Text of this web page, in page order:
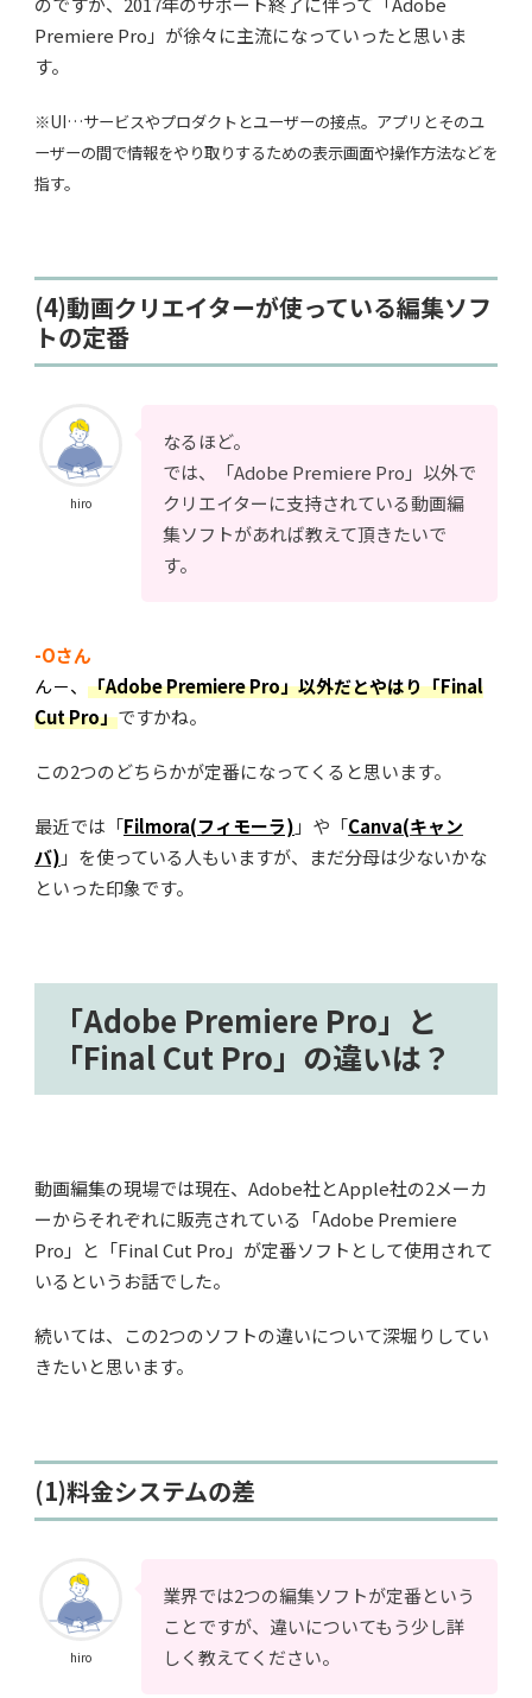
Premiere Pro」が徐々に主流になっていったと思いま
す。
※UI…サービスやプロダクトとユーザーの接点。アプリとそのユ
ーザーの間で情報をやり取りするための表示画面や操作方法などを
指す。
(4)動画クリエイターが使っている編集ソフ
トの定番
hiro
なるほど。
では、「Adobe Premiere Pro」以外で
クリエイターに支持されている動画編
集ソフトがあれば教えて頂きたいで
す。
-Oさん
ん－、 「Adobe Premiere Pro」以外だとやはり「Final
Cut Pro」ですかね。
この2つのどちらかが定番になってくると思います。
最近では「Filmora(フィモーラ) 」や「Canva(キャン
バ) 」を使っている人もいますが、まだ分母は少ないかな
といった印象です。
「Adobe Premiere Pro」と
「Final Cut Pro」の違いは？
動画編集の現場では現在、Adobe社とApple社の2メーカ
ーからそれぞれに販売されている「Adobe Premiere
Pro」と「Final Cut Pro」が定番ソフトとして使用されて
いるというお話でした。
続いては、この2つのソフトの違いについて深堀りしてい
きたいと思います。
(1)料金システムの差
hiro
業界では2つの編集ソフトが定番という
ことですが、違いについてもう少し詳
しく教えてください。